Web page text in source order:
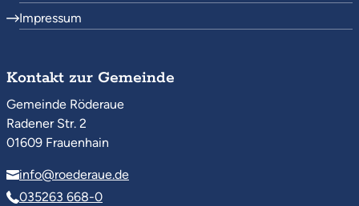
Impressum
Kontakt zur Gemeinde
Gemeinde Röderaue
Radener Str. 2
01609 Frauenhain
info@roederaue.de
035263 668-0